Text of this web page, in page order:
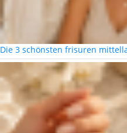
Die 3 schönsten frisuren